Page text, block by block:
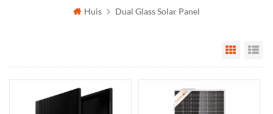
Huis Dual Glass Solar Panel
Grid